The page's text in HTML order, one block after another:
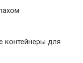
контейнеры для